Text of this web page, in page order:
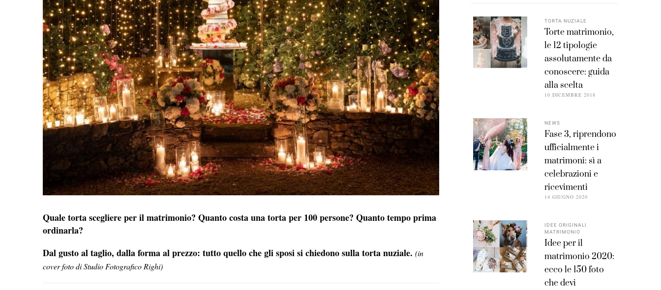
Quale torta scegliere per il matrimonio? Quanto costa una torta per 100 persone? Quanto tempo prima
ordinarla?
Dal gusto al taglio, dalla forma al prezzo: tutto quello che gli sposi si chiedono sulla torta nuziale. (in
cover foto di Studio Fotografico Righi)
TORTA NUZIALE
Torte matrimonio,
le 12 tipologie
assolutamente da
conoscere: guida
alla scelta
10 DICEMBRE 2018
NEWS
Fase 3, riprendono
ufficialmente i
matrimoni: sì a
celebrazioni e
ricevimenti
14 GIUGNO 2020
IDEE ORIGINALI
MATRIMONIO
Idee per il
matrimonio 2020:
ecco le 150 foto
che devi